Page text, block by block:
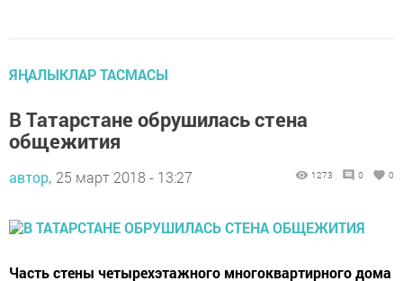
ЯҢАЛЫКЛАР ТАСМАСЫ
В Татарстане обрушилась стена
общежития
автор, 25 март 2018 - 13:27 1273 0 0
Часть стены четырехэтажного многоквартирного дома